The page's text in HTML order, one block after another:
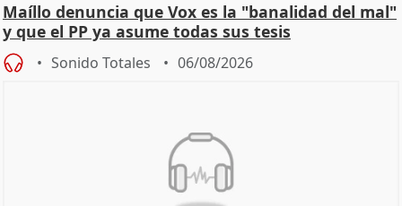
Maíllo denuncia que Vox es la "banalidad del mal"
y que el PP ya asume todas sus tesis
Sonido Totales 06/08/2026